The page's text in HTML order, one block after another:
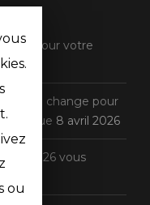
pour votre
2026
: ce qui change pour
8 avril 2026
2026 vous
ou